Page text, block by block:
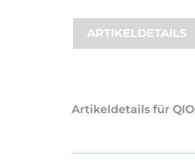
ARTIKELDETAILS
Artikeldetails für QIO